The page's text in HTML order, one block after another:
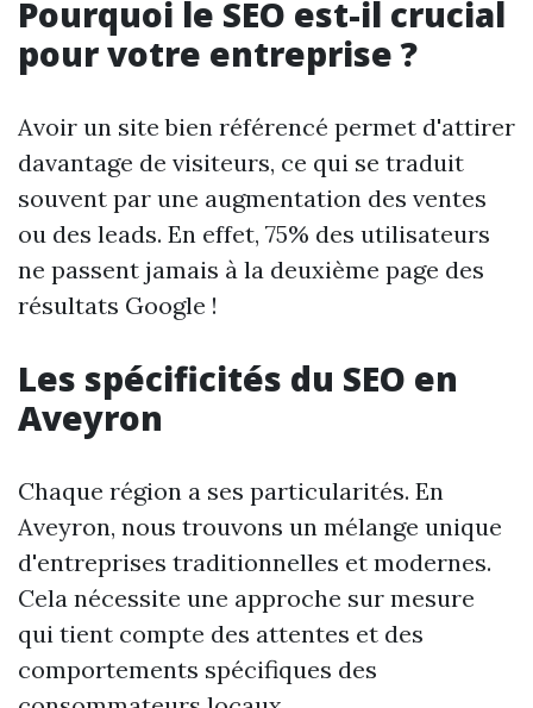
Pourquoi le SEO est-il crucial
pour votre entreprise ?
Avoir un site bien référencé permet d'attirer
davantage de visiteurs, ce qui se traduit
souvent par une augmentation des ventes
ou des leads. En effet, 75% des utilisateurs
ne passent jamais à la deuxième page des
résultats Google !
Les spécificités du SEO en
Aveyron
Chaque région a ses particularités. En
Aveyron, nous trouvons un mélange unique
d'entreprises traditionnelles et modernes.
Cela nécessite une approche sur mesure
qui tient compte des attentes et des
comportements spécifiques des